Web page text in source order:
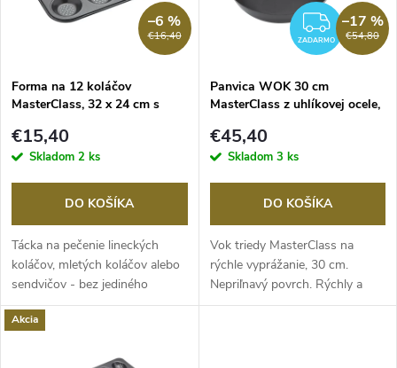
e
p
r
o
d
u
s
p
r
d
u
k
€16,40
–6 %
Forma na 12 koláčov
MasterClass, 32 x 24 cm s
€15,40
Skladom 2 ks
DO KOŠÍKA
Tácka na pečenie lineckých
koláčov, mletých koláčov alebo
sendvičov - bez jediného
rozmočeného...
ZADARMO €54,80
–17 %
Panvica WOK 30 cm
MasterClass z uhlíkovej ocele,
€45,40
Skladom 3 ks
DO KOŠÍKA
Vok triedy MasterClass na
rýchle vyprážanie, 30 cm.
Nepriľnavý povrch. Rýchly a
rovnomerný ohrev....
Akcia